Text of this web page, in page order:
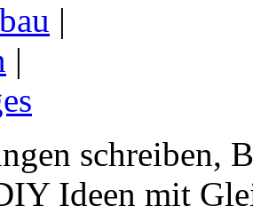
|
|
schreiben,
Ideen mit